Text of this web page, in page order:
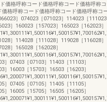
価格呼称コード価格呼称コード価格呼称
価格呼称コード価格呼称コード価格呼称コ
］074023［071023］114023［111023
］160023［157023］165023［162023］
］114028［111028］119028［116028］
］165028［162028］
］07403［07103］11403［11103］
］16003［15703］16503［16203］
］07405［07105］11405［11105］
］16005［15705］16505［16205］